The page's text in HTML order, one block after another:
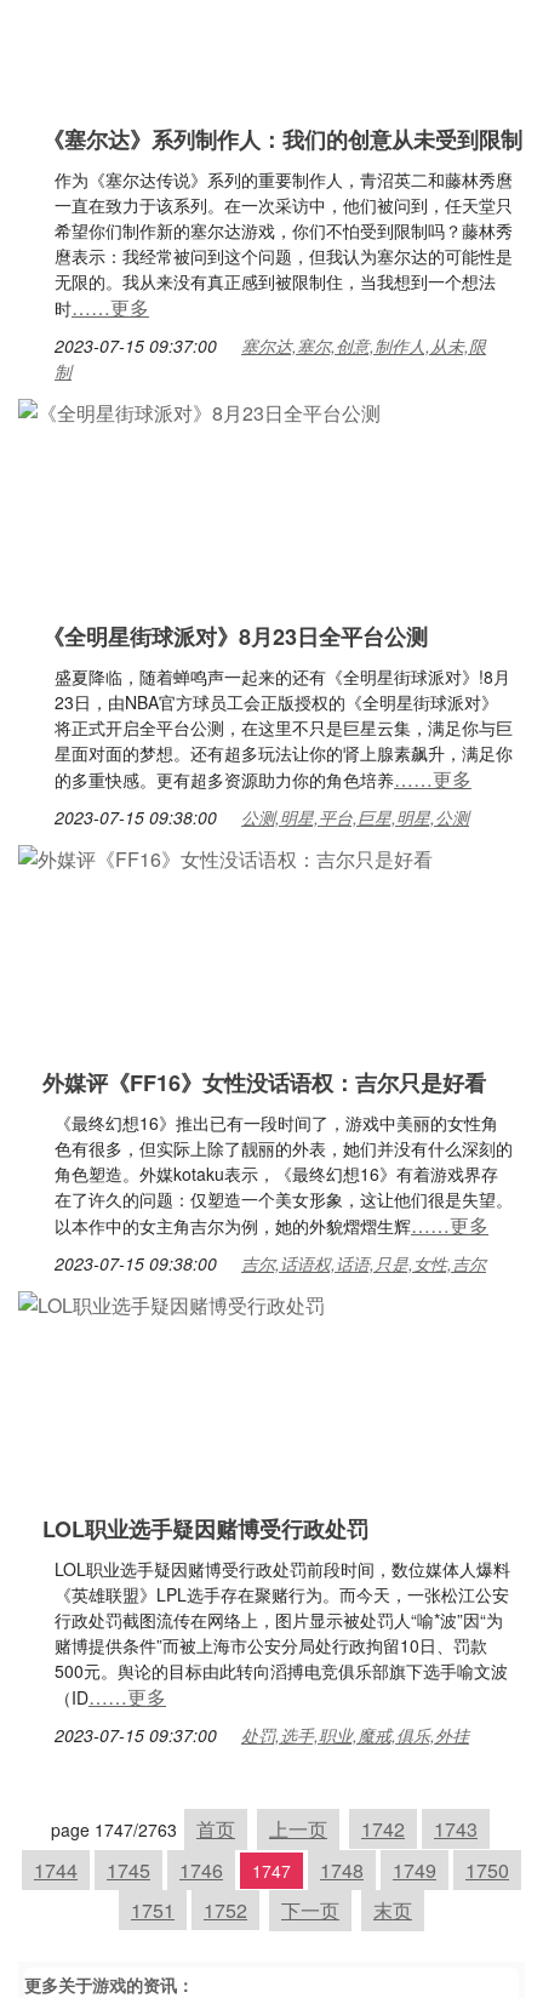
《塞尔达》系列制作人：我们的创意从未受到限制
作为《塞尔达传说》系列的重要制作人，青沼英二和藤林秀麿
一直在致力于该系列。在一次采访中，他们被问到，任天堂只
希望你们制作新的塞尔达游戏，你们不怕受到限制吗？藤林秀
麿表示：我经常被问到这个问题，但我认为塞尔达的可能性是
无限的。我从来没有真正感到被限制住，当我想到一个想法
时……更多
2023-07-15 09:37:00
塞尔达,塞尔,创意,制作人,从未,限
制
《全明星街球派对》8月23日全平台公测
盛夏降临，随着蝉鸣声一起来的还有《全明星街球派对》!8月
23日，由NBA官方球员工会正版授权的《全明星街球派对》
将正式开启全平台公测，在这里不只是巨星云集，满足你与巨
星面对面的梦想。还有超多玩法让你的肾上腺素飙升，满足你
的多重快感。更有超多资源助力你的角色培养……更多
2023-07-15 09:38:00 公测,明星,平台,巨星,明星,公测
外媒评《FF16》女性没话语权：吉尔只是好看
《最终幻想16》推出已有一段时间了，游戏中美丽的女性角
色有很多，但实际上除了靓丽的外表，她们并没有什么深刻的
角色塑造。外媒kotaku表示，《最终幻想16》有着游戏界存
在了许久的问题：仅塑造一个美女形象，这让他们很是失望。
以本作中的女主角吉尔为例，她的外貌熠熠生辉……更多
2023-07-15 09:38:00 吉尔,话语权,话语,只是,女性,吉尔
LOL职业选手疑因赌博受行政处罚
LOL职业选手疑因赌博受行政处罚前段时间，数位媒体人爆料
《英雄联盟》LPL选手存在聚赌行为。而今天，一张松江公安
行政处罚截图流传在网络上，图片显示被处罚人“喻*波”因“为
赌博提供条件”而被上海市公安分局处行政拘留10日、罚款
500元。舆论的目标由此转向滔搏电竞俱乐部旗下选手喻文波
（ID……更多
2023-07-15 09:37:00 处罚,选手,职业,魔戒,俱乐,外挂
page 1747/2763 首页 上一页 1742
1743
1744
1745 1746 1747 1748 1749
1750
1751
1752 下一页 末页
更多关于游戏的资讯：